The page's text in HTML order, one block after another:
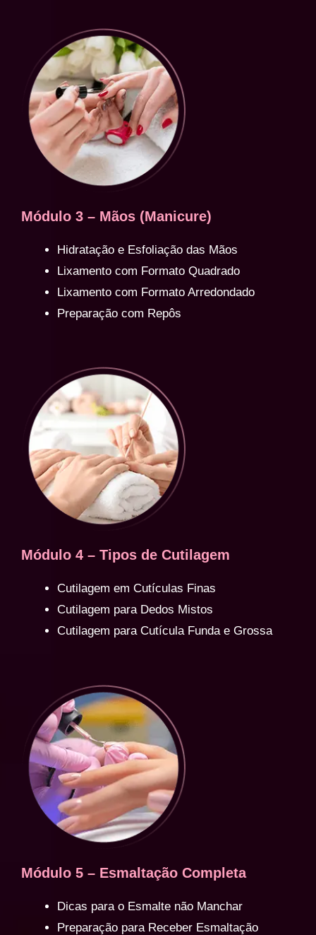
Módulo 3 – Mãos (Manicure)
Hidratação e Esfoliação das Mãos
Lixamento com Formato Quadrado
Lixamento com Formato Arredondado
Preparação com Repôs
Módulo 4 – Tipos de Cutilagem
Cutilagem em Cutículas Finas
Cutilagem para Dedos Mistos
Cutilagem para Cutícula Funda e Grossa
Módulo 5 – Esmaltação Completa
Dicas para o Esmalte não Manchar
Preparação para Receber Esmaltação